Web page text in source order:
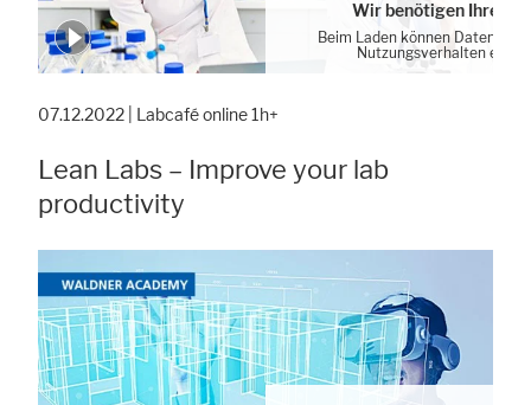
Wir benötigen Ihre
Beim Laden können Daten von
Nutzungsverhalten
07.12.2022 | Labcafé online 1h+
Lean Labs – Improve your lab
productivity